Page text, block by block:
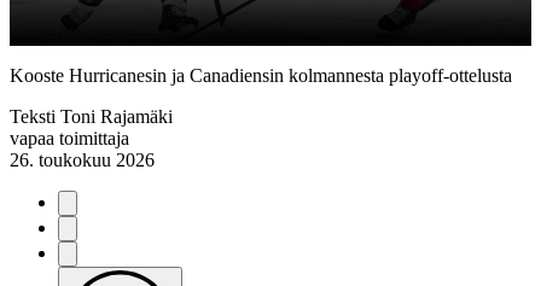
Video
Kooste Hurricanesin ja Canadiensin kolmannesta playoff-ottelusta
Teksti Toni Rajamäki
vapaa toimittaja
26. toukokuu 2026